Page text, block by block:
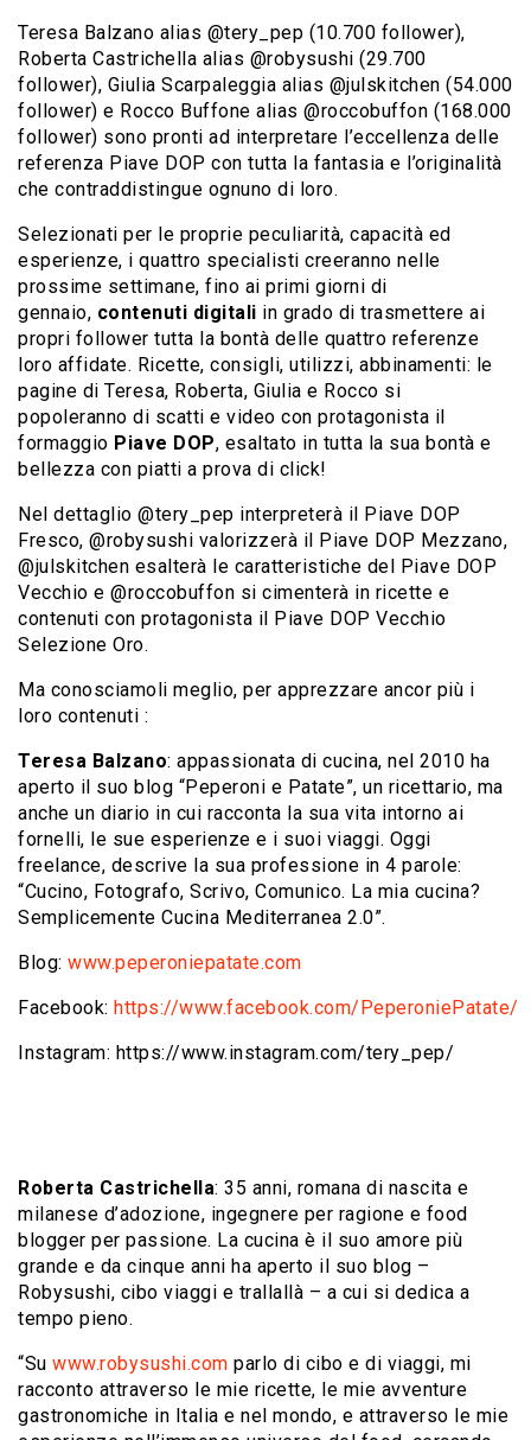
Teresa Balzano alias @tery_pep (10.700 follower),
Roberta Castrichella alias @robysushi (29.700
follower), Giulia Scarpaleggia alias @julskitchen (54.000
follower) e Rocco Buffone alias @roccobuffon (168.000
follower) sono pronti ad interpretare l’eccellenza delle
referenza Piave DOP con tutta la fantasia e l’originalità
che contraddistingue ognuno di loro.
Selezionati per le proprie peculiarità, capacità ed
esperienze, i quattro specialisti creeranno nelle
prossime settimane, fino ai primi giorni di
gennaio, contenuti digitali in grado di trasmettere ai
propri follower tutta la bontà delle quattro referenze
loro affidate. Ricette, consigli, utilizzi, abbinamenti: le
pagine di Teresa, Roberta, Giulia e Rocco si
popoleranno di scatti e video con protagonista il
formaggio Piave DOP, esaltato in tutta la sua bontà e
bellezza con piatti a prova di click!
Nel dettaglio @tery_pep interpreterà il Piave DOP
Fresco, @robysushi valorizzerà il Piave DOP Mezzano,
@julskitchen esalterà le caratteristiche del Piave DOP
Vecchio e @roccobuffon si cimenterà in ricette e
contenuti con protagonista il Piave DOP Vecchio
Selezione Oro.
Ma conosciamoli meglio, per apprezzare ancor più i
loro contenuti :
Teresa Balzano: appassionata di cucina, nel 2010 ha
aperto il suo blog “Peperoni e Patate”, un ricettario, ma
anche un diario in cui racconta la sua vita intorno ai
fornelli, le sue esperienze e i suoi viaggi. Oggi
freelance, descrive la sua professione in 4 parole:
“Cucino, Fotografo, Scrivo, Comunico. La mia cucina?
Semplicemente Cucina Mediterranea 2.0”.
Blog: www.peperoniepatate.com
Facebook: https://www.facebook.com/PeperoniePatate/
Instagram: https://www.instagram.com/tery_pep/
Roberta Castrichella: 35 anni, romana di nascita e
milanese d’adozione, ingegnere per ragione e food
blogger per passione. La cucina è il suo amore più
grande e da cinque anni ha aperto il suo blog –
Robysushi, cibo viaggi e trallallà – a cui si dedica a
tempo pieno.
“Su www.robysushi.com parlo di cibo e di viaggi, mi
racconto attraverso le mie ricette, le mie avventure
gastronomiche in Italia e nel mondo, e attraverso le mie